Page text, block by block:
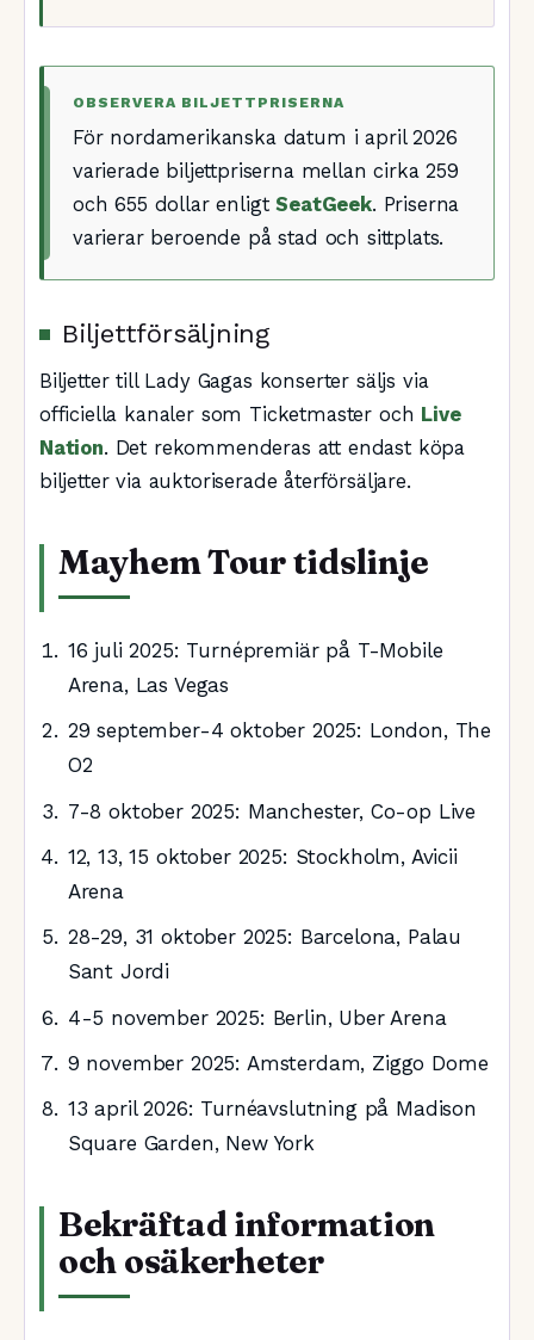
OBSERVERA BILJETTPRISERNA
För nordamerikanska datum i april 2026
varierade biljettpriserna mellan cirka 259
och 655 dollar enligtSeatGeek. Priserna
varierar beroende på stad och sittplats.
Biljettförsäljning
Biljetter till Lady Gagas konserter säljs via
officiella kanaler som Ticketmaster och Live
Nation. Det rekommenderas att endast köpa
biljetter via auktoriserade återförsäljare.
Mayhem Tour tidslinje
16 juli 2025: Turnépremiär på T-Mobile
Arena, Las Vegas
29 september-4 oktober 2025: London, The
O2
7-8 oktober 2025: Manchester, Co-op Live
12, 13, 15 oktober 2025: Stockholm, Avicii
Arena
28-29, 31 oktober 2025: Barcelona, Palau
Sant Jordi
4-5 november 2025: Berlin, Uber Arena
9 november 2025: Amsterdam, Ziggo Dome
13 april 2026: Turnéavslutning på Madison
Square Garden, New York
Bekräftad information
och osäkerheter